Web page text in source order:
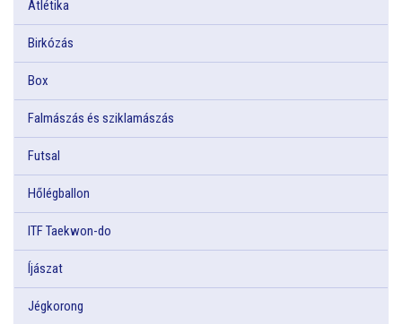
Atlétika
Birkózás
Box
Falmászás és sziklamászás
Futsal
Hőlégballon
ITF Taekwon-do
Íjászat
Jégkorong